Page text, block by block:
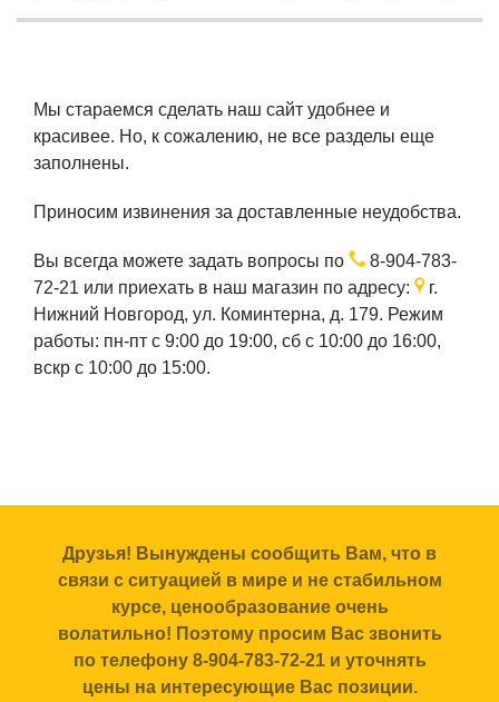
Мы стараемся сделать наш сайт удобнее и
красивее. Но, к сожалению, не все разделы еще
заполнены.
Приносим извинения за доставленные неудобства.
Вы всегда можете задать вопросы по
8-904-783-
72-21 или приехать в наш магазин по адресу:
г.
Нижний Новгород, ул. Коминтерна, д. 179. Режим
работы: пн-пт с 9:00 до 19:00, сб с 10:00 до 16:00,
вскр с 10:00 до 15:00.
Друзья! Вынуждены сообщить Вам, что в
связи с ситуацией в мире и не стабильном
курсе, ценообразование очень
волатильно! Поэтому просим Вас звонить
по телефону 8-904-783-72-21 и уточнять
цены на интересующие Вас позиции.